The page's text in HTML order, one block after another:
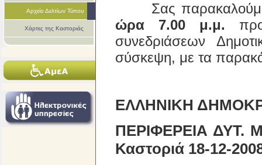
Αρχείο Δελτίων Τύπου
Χάρτες της Καστοριάς
Σας
ώρα 7.00 μ.μ.
συνεδριάσεων
σύσκεψη, με τα
ΕΛΛΗΝΙΚΗ
Καστοριά 18-12-